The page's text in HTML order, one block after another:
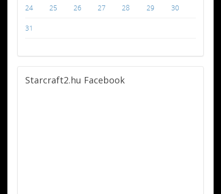
24 25 26 27 28 29 30
31
Starcraft2.hu Facebook